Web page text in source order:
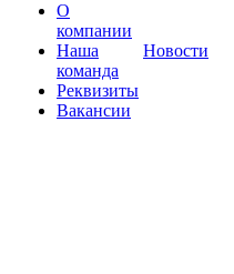
О
компании
Наша
команда
Реквизиты
Вакансии
Новости